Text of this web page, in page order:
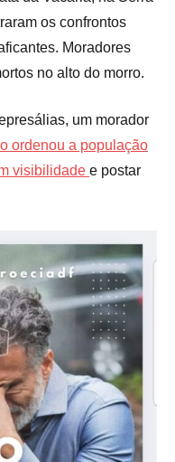
os confrontos
Moradores
no alto do morro.
um morador
ordenou a população
visibilidade e postar